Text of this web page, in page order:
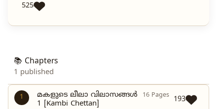
525
📚 Chapters
1 published
1
മകളുടെ ലീലാ വിലാസങ്ങൾ
1 [Kambi Chettan]
16 Pages 193